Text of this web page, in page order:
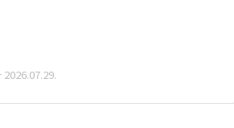
2026.07.29.